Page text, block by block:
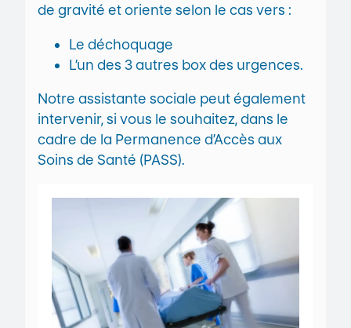
de gravité et oriente selon le cas vers :
Le déchoquage
L’un des 3 autres box des urgences.
Notre assistante sociale peut également
intervenir, si vous le souhaitez, dans le
cadre de la Permanence d’Accès aux
Soins de Santé (PASS).